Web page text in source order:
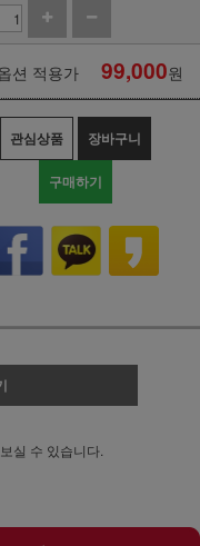
션 적용가 99,000원
관심상품 장바구니
구매하기
실 수 있습니다.